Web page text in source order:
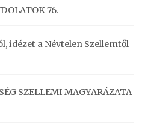
76.
idézet a Névtelen Szellemtől
SZELLEMI MAGYARÁZATA